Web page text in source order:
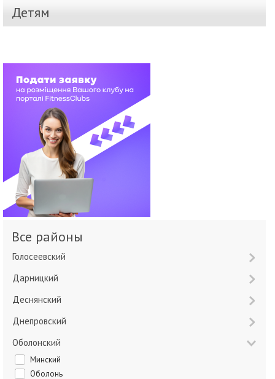
Детям
Все районы
Голосеевский
Дарницкий
Деснянский
Днепровский
Оболонский
Минский
Оболонь